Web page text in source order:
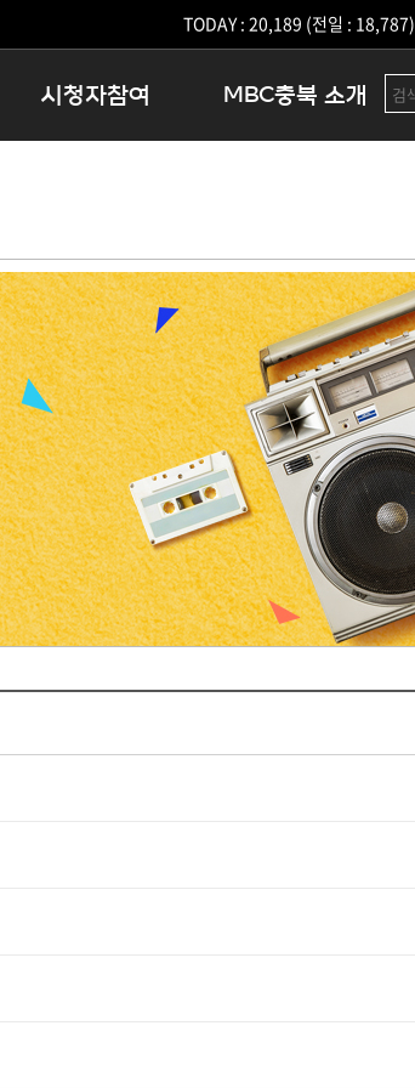
TODAY : 20,189 (전일 : 18,787)
시청자참여
클린센터
시청자불만처리위원회
MBC충북 소개
광고안내
아나운서
오시는길
결산공고